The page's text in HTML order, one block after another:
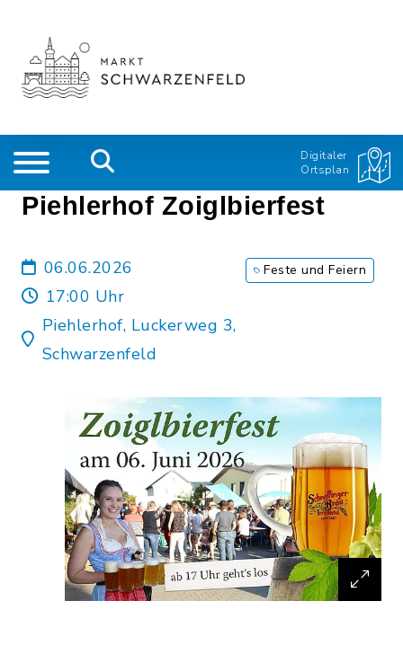
Digitaler
Ortsplan
Piehlerhof Zoiglbierfest
06.06.2026
17:00 Uhr
Piehlerhof, Luckerweg 3,
Schwarzenfeld
Feste und Feiern